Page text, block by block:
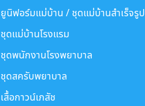
ยูนิฟอร์มแม่บ้าน / ชุดแม่บ้านสำเร็จรูป
ชุดแม่บ้านโรงแรม
ชุดพนักงานโรงพยาบาล
ชุดสครับพยาบาล
เสื้อกาวน์เภสัช